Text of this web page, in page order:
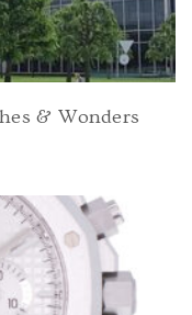
& Wonders